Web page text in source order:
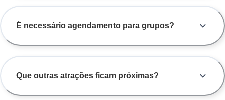
É necessário agendamento para grupos?
Que outras atrações ficam próximas?